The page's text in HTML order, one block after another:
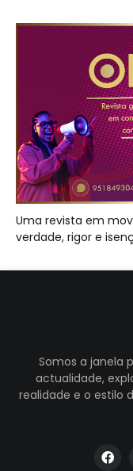
Uma revista em
verdade, rigor e
Somos a janela
actualidade,
realidade e o estilo